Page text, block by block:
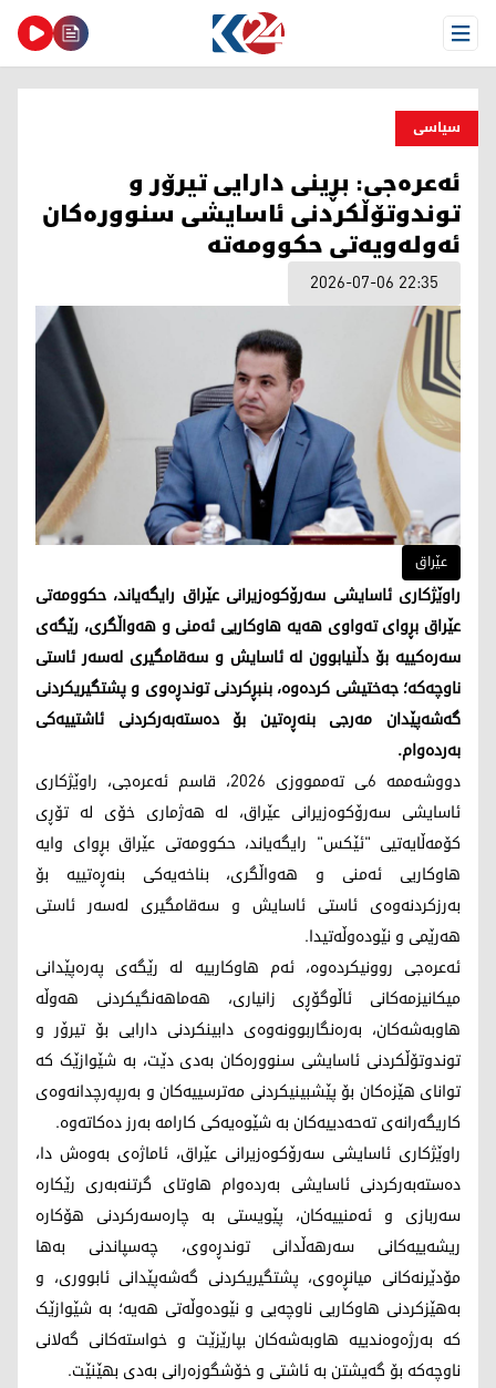
Open Menu
سیاسی
ئەعرەجی: بڕینی دارایی تیرۆر و
توندوتۆڵکردنی ئاسایشی سنوورەکان
ئەولەویەتی حکوومەتە
2026-07-06 22:35
عێراق
راوێژکاری ئاسایشی سەرۆکوەزیرانی عێراق رایگەیاند، حکوومەتی
عێراق بڕوای تەواوی هەیە هاوکاریی ئەمنی و هەواڵگری، رێگەی
سەرەکییە بۆ دڵنیابوون لە ئاسایش و سەقامگیری لەسەر ئاستی
ناوچەکە؛ جەختیشی کردەوە، بنبڕکردنی توندڕەوی و پشتگیریکردنی
گەشەپێدان مەرجی بنەڕەتین بۆ دەستەبەرکردنی ئاشتییەکی
بەردەوام.
دووشەممە 6ـی تەممووزی 2026، قاسم ئەعرەجی، راوێژکاری
ئاسایشی سەرۆکوەزیرانی عێراق، لە هەژماری خۆی لە تۆڕی
کۆمەڵایەتیی "ئێکس" رایگەیاند، حکوومەتی عێراق بڕوای وایە
هاوکاریی ئەمنی و هەواڵگری، بناخەیەکی بنەڕەتییە بۆ
بەرزکردنەوەی ئاستی ئاسایش و سەقامگیری لەسەر ئاستی
هەرێمی و نێودەوڵەتیدا.
ئەعرەجی روونیکردەوە، ئەم هاوکارییە لە رێگەی پەرەپێدانی
میکانیزمەکانی ئاڵوگۆڕی زانیاری، هەماهەنگیکردنی هەوڵە
هاوبەشەکان، بەرەنگاربوونەوەی دابینکردنی دارایی بۆ تیرۆر و
توندوتۆڵکردنی ئاسایشی سنوورەکان بەدی دێت، بە شێوازێک کە
توانای هێزەکان بۆ پێشبینیکردنی مەترسییەکان و بەرپەرچدانەوەی
کاریگەرانەی تەحەدییەکان بە شێوەیەکی کارامە بەرز دەکاتەوە.
راوێژکاری ئاسایشی سەرۆکوەزیرانی عێراق، ئاماژەی بەوەش دا،
دەستەبەرکردنی ئاسایشی بەردەوام هاوتای گرتنەبەری رێکارە
سەربازی و ئەمنییەکان، پێویستی بە چارەسەرکردنی هۆکارە
ریشەییەکانی سەرهەڵدانی توندڕەوی، چەسپاندنی بەها
مۆدێرنەکانی میانڕەوی، پشتگیریکردنی گەشەپێدانی ئابووری، و
بەهێزکردنی هاوکاریی ناوچەیی و نێودەوڵەتی هەیە؛ بە شێوازێک
کە بەرژەوەندییە هاوبەشەکان بپارێزێت و خواستەکانی گەلانی
ناوچەکە بۆ گەیشتن بە ئاشتی و خۆشگوزەرانی بەدی بهێنێت.